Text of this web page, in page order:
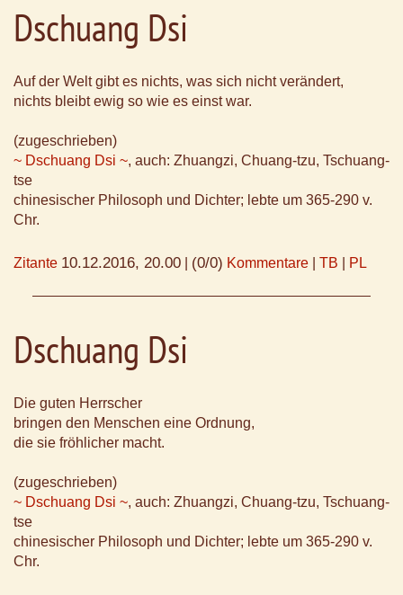
Dschuang Dsi
Auf der Welt gibt es nichts, was sich nicht verändert,
nichts bleibt ewig so wie es einst war.
(zugeschrieben)
~ Dschuang Dsi ~, auch: Zhuangzi, Chuang-tzu, Tschuang-
tse
chinesischer Philosoph und Dichter; lebte um 365-290 v.
Chr.
Zitante 10.12.2016, 20.00 (0/0) Kommentare TB PL
Dschuang Dsi
Die guten Herrscher
bringen den Menschen eine Ordnung,
die sie fröhlicher macht.
(zugeschrieben)
~ Dschuang Dsi ~, auch: Zhuangzi, Chuang-tzu, Tschuang-
tse
chinesischer Philosoph und Dichter; lebte um 365-290 v.
Chr.